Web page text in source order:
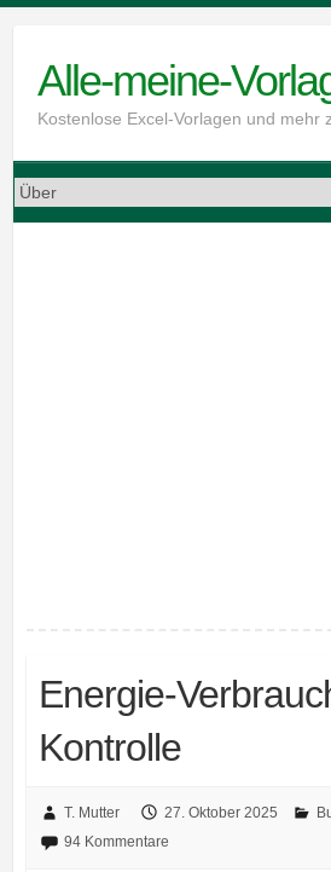
contentAlle-meine-
Kostenlose Excel-Vorlagen und mehr
Energie-
Kontrolle
T. Mutter 27. Oktober 2025
94 Kommentare